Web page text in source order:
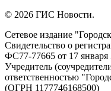
© 2026 ГИС Новости.
Сетевое издание
Свидетельство о
ФС77-77665 от 17 января
Учредитель
ответственностью
(ОГРН 1177746168500)